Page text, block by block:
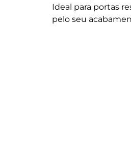
Ideal para portas
pelo seu